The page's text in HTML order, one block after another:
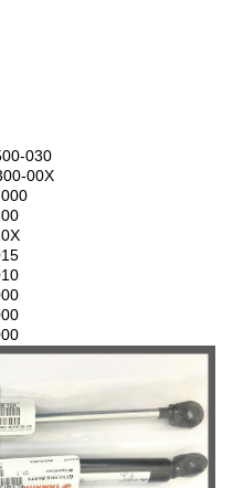
030
00X